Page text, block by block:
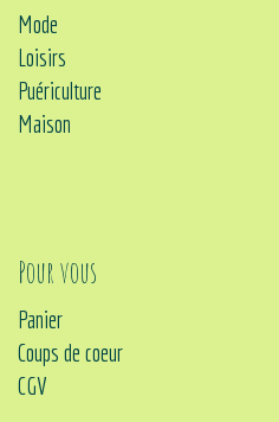
Mode
Loisirs
Puériculture
Maison
Pour vous
Panier
Coups de coeur
CGV